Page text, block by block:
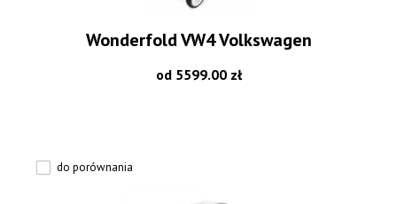
Wonderfold VW4 Volkswagen
od 5599.00 zł
do porównania